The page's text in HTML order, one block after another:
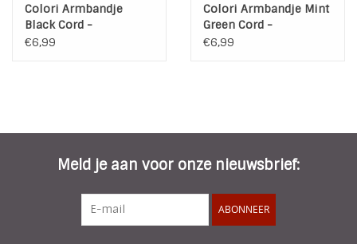
Colori Armbandje
Black Cord -
Black/White
€6,99
Colori Armbandje Mint
Green Cord -
Multicolor
€6,99
Meld je aan voor onze nieuwsbrief:
ABONNEER